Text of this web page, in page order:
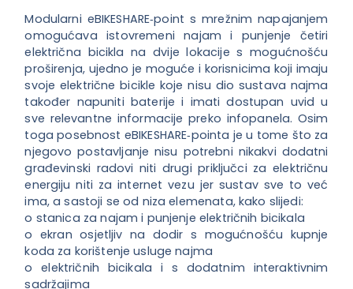
Modularni eBIKESHARE‐point s mrežnim napajanjem
omogućava istovremeni najam i punjenje četiri
električna bicikla na dvije lokacije s mogućnošću
proširenja, ujedno je moguće i korisnicima koji imaju
svoje električne bicikle koje nisu dio sustava najma
također napuniti baterije i imati dostupan uvid u
sve relevantne informacije preko infopanela. Osim
toga posebnost eBIKESHARE‐pointa je u tome što za
njegovo postavljanje nisu potrebni nikakvi dodatni
građevinski radovi niti drugi priključci za električnu
energiju niti za internet vezu jer sustav sve to već
ima, a sastoji se od niza elemenata, kako slijedi:
o stanica za najam i punjenje električnih bicikala
o ekran osjetljiv na dodir s mogućnošću kupnje
koda za korištenje usluge najma
o električnih bicikala i s dodatnim interaktivnim
sadržajima